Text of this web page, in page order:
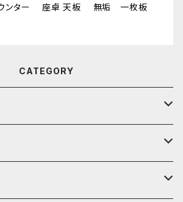
ンター 座卓 天板 無垢 一枚板
CATEGORY